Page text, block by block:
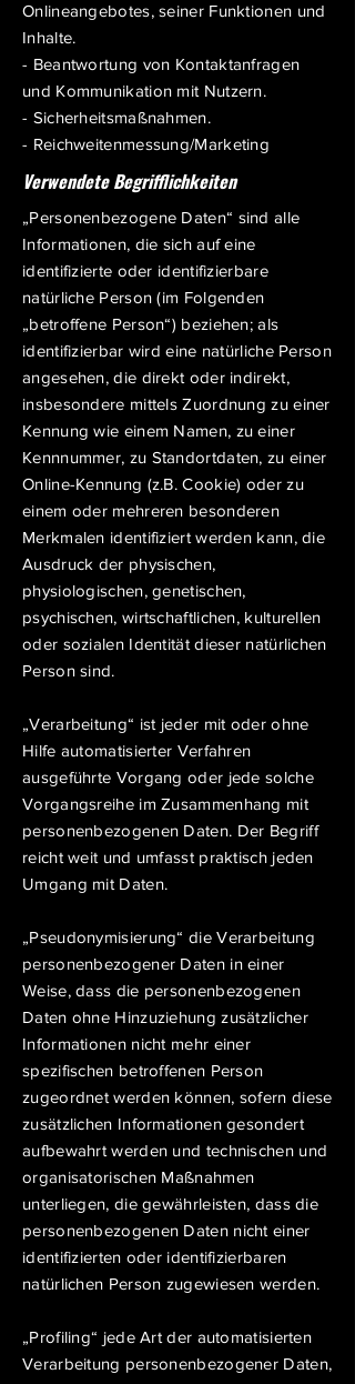
Onlineangebotes, seiner Funktionen und
Inhalte.
- Beantwortung von Kontaktanfragen
und Kommunikation mit Nutzern.
- Sicherheitsmaßnahmen.
- Reichweitenmessung/Marketing
Verwendete Begrifflichkeiten
„Personenbezogene Daten“ sind alle
Informationen, die sich auf eine
identifizierte oder identifizierbare
natürliche Person (im Folgenden
„betroffene Person“) beziehen; als
identifizierbar wird eine natürliche Person
angesehen, die direkt oder indirekt,
insbesondere mittels Zuordnung zu einer
Kennung wie einem Namen, zu einer
Kennnummer, zu Standortdaten, zu einer
Online-Kennung (z.B. Cookie) oder zu
einem oder mehreren besonderen
Merkmalen identifiziert werden kann, die
Ausdruck der physischen,
physiologischen, genetischen,
psychischen, wirtschaftlichen, kulturellen
oder sozialen Identität dieser natürlichen
Person sind.
„Verarbeitung“ ist jeder mit oder ohne
Hilfe automatisierter Verfahren
ausgeführte Vorgang oder jede solche
Vorgangsreihe im Zusammenhang mit
personenbezogenen Daten. Der Begriff
reicht weit und umfasst praktisch jeden
Umgang mit Daten.
„Pseudonymisierung“ die Verarbeitung
personenbezogener Daten in einer
Weise, dass die personenbezogenen
Daten ohne Hinzuziehung zusätzlicher
Informationen nicht mehr einer
spezifischen betroffenen Person
zugeordnet werden können, sofern diese
zusätzlichen Informationen gesondert
aufbewahrt werden und technischen und
organisatorischen Maßnahmen
unterliegen, die gewährleisten, dass die
personenbezogenen Daten nicht einer
identifizierten oder identifizierbaren
natürlichen Person zugewiesen werden.
„Profiling“ jede Art der automatisierten
Verarbeitung personenbezogener Daten,